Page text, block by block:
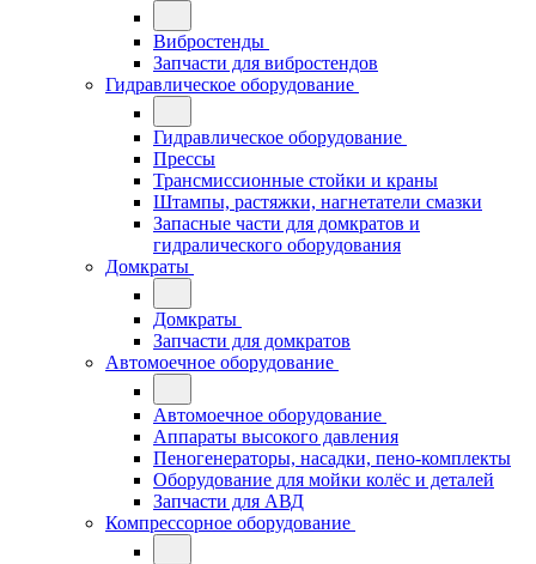
Вибростенды
Запчасти для вибростендов
Гидравлическое оборудование
Гидравлическое оборудование
Прессы
Трансмиссионные стойки и краны
Штампы, растяжки, нагнетатели смазки
Запасные части для домкратов и
гидралического оборудования
Домкраты
Домкраты
Запчасти для домкратов
Автомоечное оборудование
Автомоечное оборудование
Аппараты высокого давления
Пеногенераторы, насадки, пено-комплекты
Оборудование для мойки колёс и деталей
Запчасти для АВД
Компрессорное оборудование